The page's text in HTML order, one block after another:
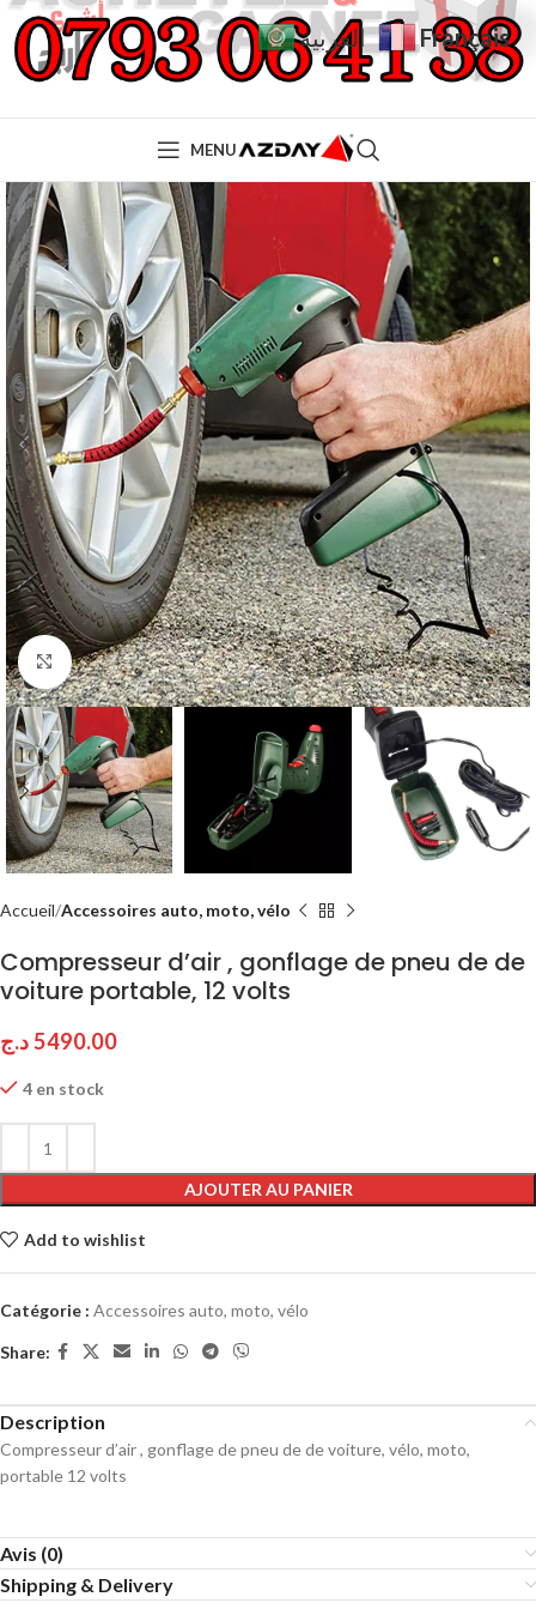
MENU
Click to enlarge
Accueil Accessoires auto, moto, vélo
Compresseur d’air , gonflage de pneu de de
voiture portable, 12 volts
5490.00د.ج
4 en stock
AJOUTER AU PANIER
Add to wishlist
Catégorie : Accessoires auto, moto, vélo
Share:
Description
Compresseur d’air , gonflage de pneu de de voiture, vélo, moto,
portable 12 volts
Avis (0)
Shipping & Delivery
العربية Français